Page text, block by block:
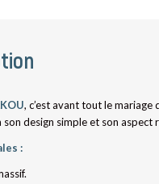
, c’est avant tout le mariage
son design simple et son aspect
: